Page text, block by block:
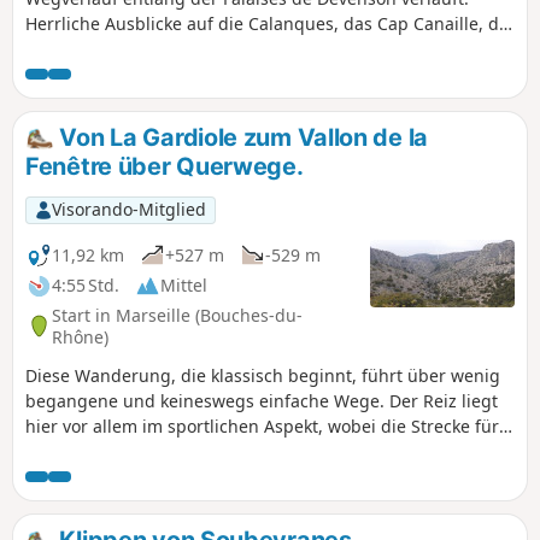
Herrliche Ausblicke auf die Calanques, das Cap Canaille, die
Pic de Bertagne und, bei gutem Wetter, auf die Alpen, wenn
Sie den höchsten Punkt der Crête de l'Estret erreicht haben.
Sie befinden sich im Nationalpark Calanques, der
besonderen Vorschriften unterliegt. Bei Nichtbeachtung
dieser Vorschriften droht eine Geldstrafe von bis zu 1500 €.
Von La Gardiole zum Vallon de la
Fenêtre über Querwege.
Visorando-Mitglied
11,92 km
+527 m
-529 m
4:55 Std.
Mittel
Start in Marseille (Bouches-du-
Rhône)
Diese Wanderung, die klassisch beginnt, führt über wenig
begangene und keineswegs einfache Wege. Der Reiz liegt
hier vor allem im sportlichen Aspekt, wobei die Strecke für
Umwege möglich sind, um herrliche Ausblicke wie den vom
Aussichtspunkt En-Vau zu genießen. Sie befinden sich im
Nationalpark Calanques, der besonderen Vorschriften